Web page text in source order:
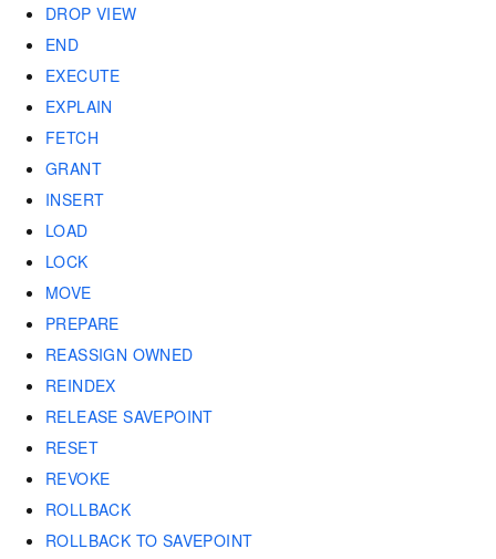
DROP VIEW
END
EXECUTE
EXPLAIN
FETCH
GRANT
INSERT
LOAD
LOCK
MOVE
PREPARE
REASSIGN OWNED
REINDEX
RELEASE SAVEPOINT
RESET
REVOKE
ROLLBACK
ROLLBACK TO SAVEPOINT